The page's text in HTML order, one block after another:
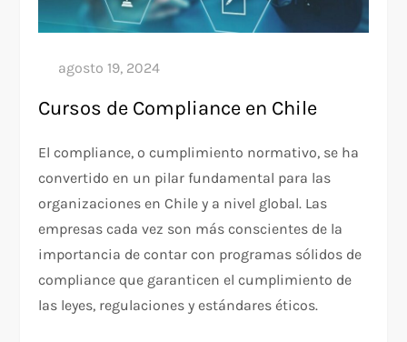
Cursos de Compliance en Chile
El compliance, o cumplimiento normativo, se ha
convertido en un pilar fundamental para las
organizaciones en Chile y a nivel global. Las
empresas cada vez son más conscientes de la
importancia de contar con programas sólidos de
compliance que garanticen el cumplimiento de
las leyes, regulaciones y estándares éticos.